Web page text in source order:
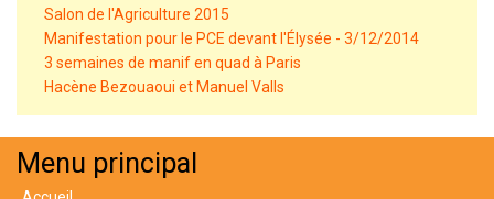
Salon de l'Agriculture 2015
Manifestation pour le PCE devant l'Élysée - 3/12/2014
3 semaines de manif en quad à Paris
Hacène Bezouaoui et Manuel Valls
Menu principal